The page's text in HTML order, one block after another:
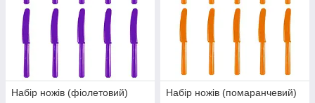
Набір ножів (фіолетовий)
Набір ножів (помаранчевий)